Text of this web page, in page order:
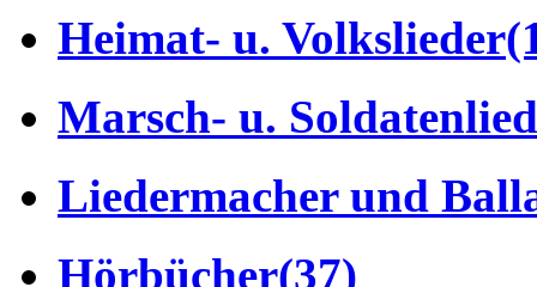
Heimat- u. Volkslieder
Marsch- u.
Liedermacher und
Hörbücher(37)